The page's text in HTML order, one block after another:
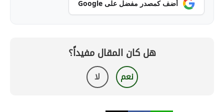
أضف كمصدر مفضل على Google
هل كان المقال مفيداً؟
نعم لا